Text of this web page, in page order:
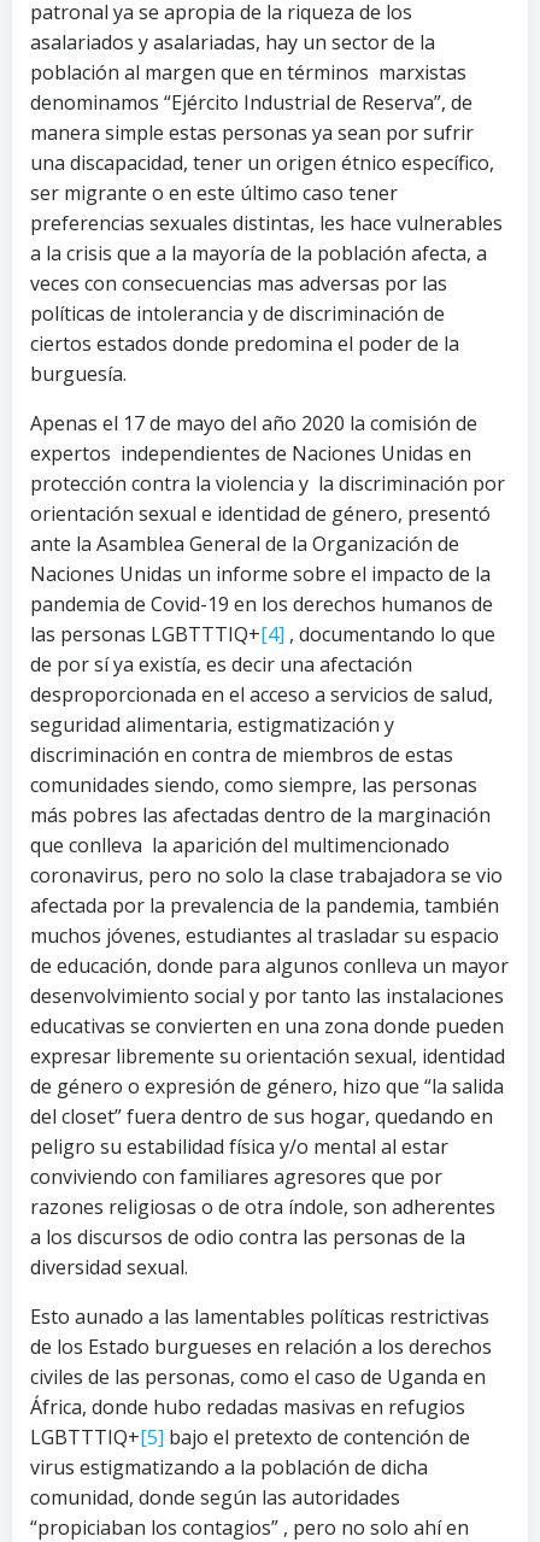
patronal ya se apropia de la riqueza de los
asalariados y asalariadas, hay un sector de la
población al margen que en términos marxistas
denominamos “Ejército Industrial de Reserva”, de
manera simple estas personas ya sean por sufrir
una discapacidad, tener un origen étnico específico,
ser migrante o en este último caso tener
preferencias sexuales distintas, les hace vulnerables
a la crisis que a la mayoría de la población afecta, a
veces con consecuencias mas adversas por las
políticas de intolerancia y de discriminación de
ciertos estados donde predomina el poder de la
burguesía.
Apenas el 17 de mayo del año 2020 la comisión de
expertos independientes de Naciones Unidas en
protección contra la violencia y la discriminación por
orientación sexual e identidad de género, presentó
ante la Asamblea General de la Organización de
Naciones Unidas un informe sobre el impacto de la
pandemia de Covid-19 en los derechos humanos de
las personas LGBTTTIQ+[4] , documentando lo que
de por sí ya existía, es decir una afectación
desproporcionada en el acceso a servicios de salud,
seguridad alimentaria, estigmatización y
discriminación en contra de miembros de estas
comunidades siendo, como siempre, las personas
más pobres las afectadas dentro de la marginación
que conlleva la aparición del multimencionado
coronavirus, pero no solo la clase trabajadora se vio
afectada por la prevalencia de la pandemia, también
muchos jóvenes, estudiantes al trasladar su espacio
de educación, donde para algunos conlleva un mayor
desenvolvimiento social y por tanto las instalaciones
educativas se convierten en una zona donde pueden
expresar libremente su orientación sexual, identidad
de género o expresión de género, hizo que “la salida
del closet” fuera dentro de sus hogar, quedando en
peligro su estabilidad física y/o mental al estar
conviviendo con familiares agresores que por
razones religiosas o de otra índole, son adherentes
a los discursos de odio contra las personas de la
diversidad sexual.
Esto aunado a las lamentables políticas restrictivas
de los Estado burgueses en relación a los derechos
civiles de las personas, como el caso de Uganda en
África, donde hubo redadas masivas en refugios
LGBTTTIQ+[5] bajo el pretexto de contención de
virus estigmatizando a la población de dicha
comunidad, donde según las autoridades
“propiciaban los contagios” , pero no solo ahí en